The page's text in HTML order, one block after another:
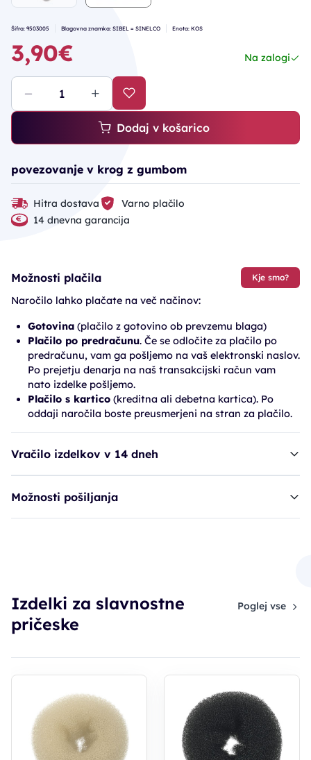
Šifra: 9503005 Blagovna znamka: SIBEL = SINELCO Enota: KOS
3,90€ Na zalogi
Dodaj v košarico
povezovanje v krog z gumbom
Hitra dostava
Varno plačilo
14 dnevna garancija
Možnosti plačila Kje smo?
Naročilo lahko plačate na več načinov:
Gotovina (plačilo z gotovino ob prevzemu blaga)
Plačilo po predračunu. Če se odločite za plačilo po
predračunu, vam ga pošljemo na vaš elektronski naslov.
Po prejetju denarja na naš transakcijski račun vam
nato izdelke pošljemo.
Plačilo s kartico (kreditna ali debetna kartica). Po
oddaji naročila boste preusmerjeni na stran za plačilo.
Vračilo izdelkov v 14 dneh
Možnosti pošiljanja
Izdelki za slavnostne
pričeske
Poglej vse